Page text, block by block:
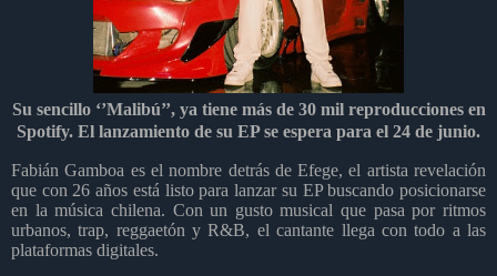
Su sencillo ‘’Malibú’’, ya tiene más de 30 mil reproducciones en
Spotify. El lanzamiento de su EP se espera para el 24 de junio.
Fabián Gamboa es el nombre detrás de Efege, el artista revelación
que con 26 años está listo para lanzar su EP buscando posicionarse
en la música chilena. Con un gusto musical que pasa por ritmos
urbanos, trap, reggaetón y R&B, el cantante llega con todo a las
plataformas digitales.